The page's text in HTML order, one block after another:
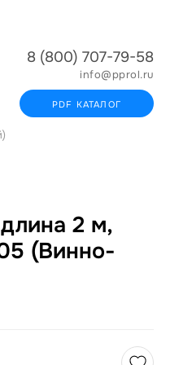
8 (800) 707-79-58
info@pprol.ru
PDF КАТАЛОГ
2 м,
(Винно-